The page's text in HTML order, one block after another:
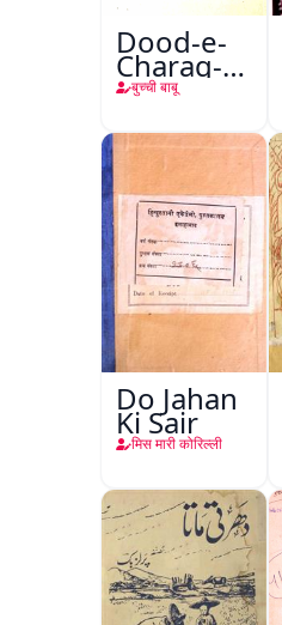
Dood-e-
Charag-e-
Mahfil
बुच्ची बाबू
Do Jahan
Ki Sair
मिस मारी कोरिल्ली